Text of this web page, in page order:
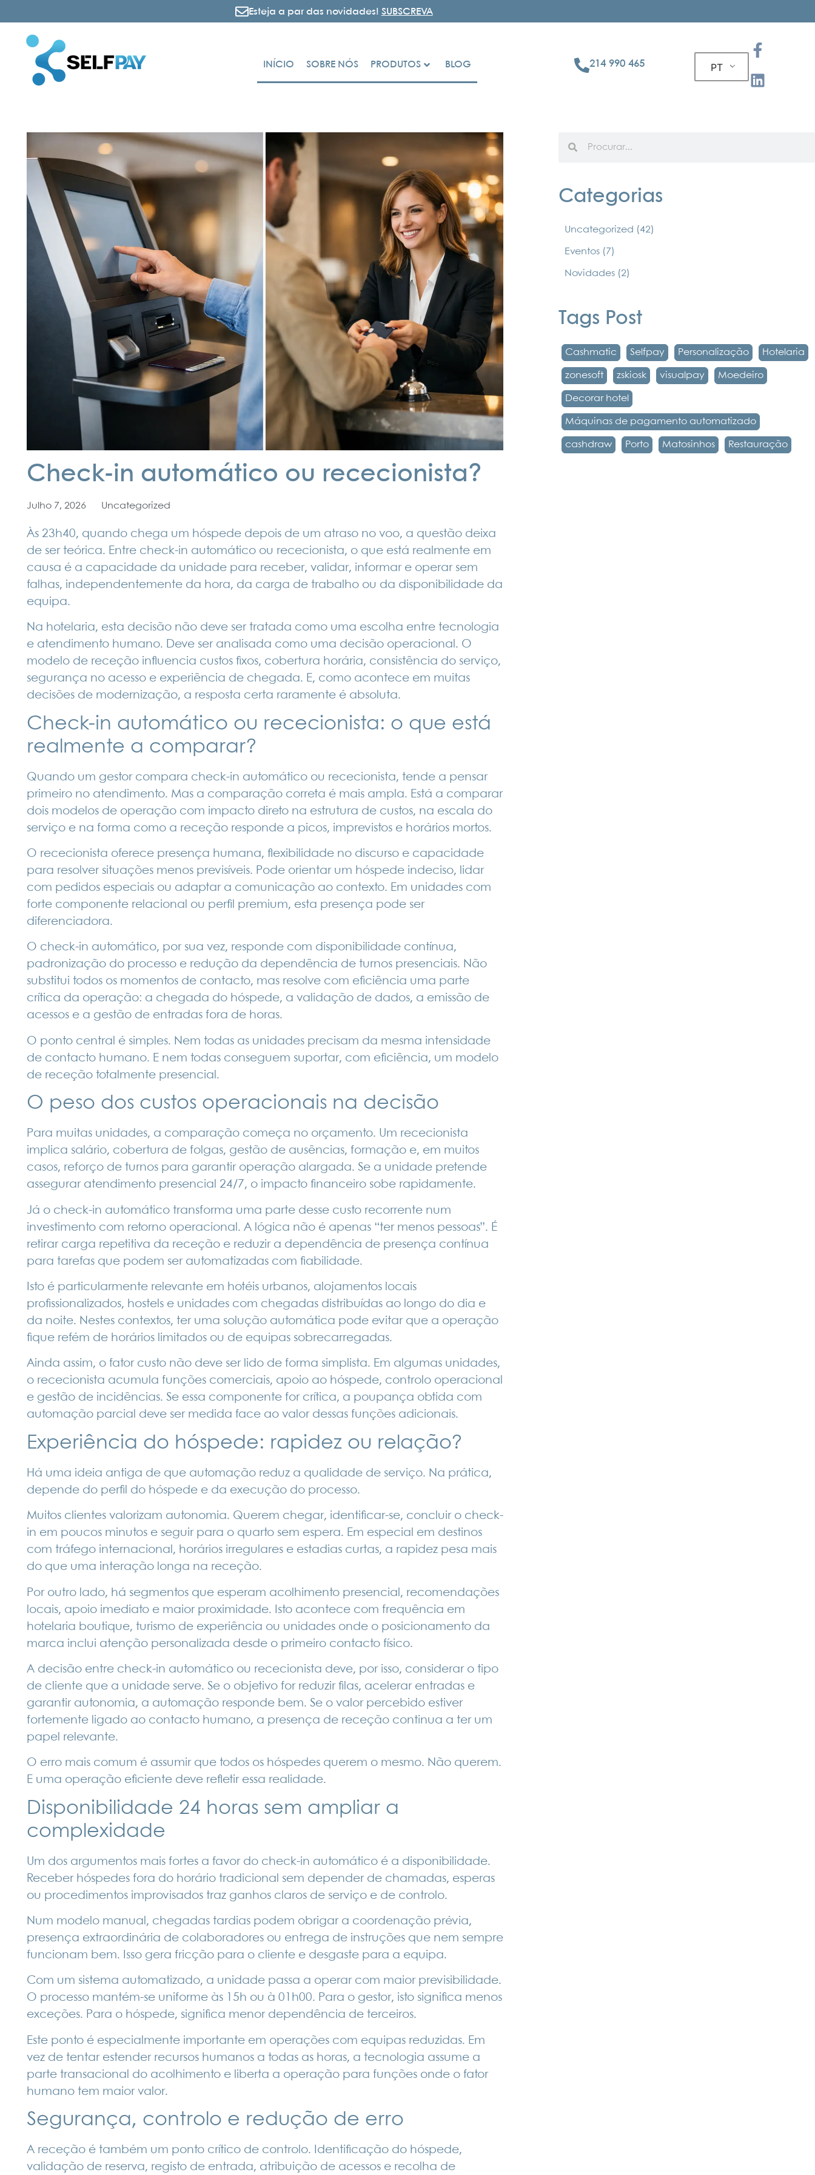
Esteja a par das novidades! SUBSCREVA
INÍCIO SOBRE NÓS PRODUTOS BLOG 214 990 465 PT
Check-in automático ou rececionista?
Julho 7, 2026 Uncategorized
Às 23h40, quando chega um hóspede depois de um atraso no voo, a questão deixa
de ser teórica. Entre check-in automático ou rececionista, o que está realmente em
causa é a capacidade da unidade para receber, validar, informar e operar sem
falhas, independentemente da hora, da carga de trabalho ou da disponibilidade da
equipa.
Na hotelaria, esta decisão não deve ser tratada como uma escolha entre tecnologia
e atendimento humano. Deve ser analisada como uma decisão operacional. O
modelo de receção influencia custos fixos, cobertura horária, consistência do serviço,
segurança no acesso e experiência de chegada. E, como acontece em muitas
decisões de modernização, a resposta certa raramente é absoluta.
Check-in automático ou rececionista: o que está
realmente a comparar?
Quando um gestor compara check-in automático ou rececionista, tende a pensar
primeiro no atendimento. Mas a comparação correta é mais ampla. Está a comparar
dois modelos de operação com impacto direto na estrutura de custos, na escala do
serviço e na forma como a receção responde a picos, imprevistos e horários mortos.
O rececionista oferece presença humana, flexibilidade no discurso e capacidade
para resolver situações menos previsíveis. Pode orientar um hóspede indeciso, lidar
com pedidos especiais ou adaptar a comunicação ao contexto. Em unidades com
forte componente relacional ou perfil premium, esta presença pode ser
diferenciadora.
O check-in automático, por sua vez, responde com disponibilidade contínua,
padronização do processo e redução da dependência de turnos presenciais. Não
substitui todos os momentos de contacto, mas resolve com eficiência uma parte
crítica da operação: a chegada do hóspede, a validação de dados, a emissão de
acessos e a gestão de entradas fora de horas.
O ponto central é simples. Nem todas as unidades precisam da mesma intensidade
de contacto humano. E nem todas conseguem suportar, com eficiência, um modelo
de receção totalmente presencial.
O peso dos custos operacionais na decisão
Para muitas unidades, a comparação começa no orçamento. Um rececionista
implica salário, cobertura de folgas, gestão de ausências, formação e, em muitos
casos, reforço de turnos para garantir operação alargada. Se a unidade pretende
assegurar atendimento presencial 24/7, o impacto financeiro sobe rapidamente.
Já o check-in automático transforma uma parte desse custo recorrente num
investimento com retorno operacional. A lógica não é apenas “ter menos pessoas”. É
retirar carga repetitiva da receção e reduzir a dependência de presença contínua
para tarefas que podem ser automatizadas com fiabilidade.
Isto é particularmente relevante em hotéis urbanos, alojamentos locais
profissionalizados, hostels e unidades com chegadas distribuídas ao longo do dia e
da noite. Nestes contextos, ter uma solução automática pode evitar que a operação
fique refém de horários limitados ou de equipas sobrecarregadas.
Ainda assim, o fator custo não deve ser lido de forma simplista. Em algumas unidades,
o rececionista acumula funções comerciais, apoio ao hóspede, controlo operacional
e gestão de incidências. Se essa componente for crítica, a poupança obtida com
automação parcial deve ser medida face ao valor dessas funções adicionais.
Experiência do hóspede: rapidez ou relação?
Há uma ideia antiga de que automação reduz a qualidade de serviço. Na prática,
depende do perfil do hóspede e da execução do processo.
Muitos clientes valorizam autonomia. Querem chegar, identificar-se, concluir o check-
in em poucos minutos e seguir para o quarto sem espera. Em especial em destinos
com tráfego internacional, horários irregulares e estadias curtas, a rapidezpesa mais
do que uma interação longa na receção.
Por outro lado, há segmentos que esperam acolhimento presencial, recomendações
locais, apoio imediato e maior proximidade. Isto acontece com frequência em
hotelaria boutique, turismo de experiência ou unidades onde o posicionamento da
marca inclui atenção personalizada desde o primeiro contacto físico.
A decisão entre check-in automático ou rececionista deve, por isso, considerar o tipo
de cliente que a unidade serve. Se o objetivo for reduzir filas, acelerar entradas e
garantir autonomia, a automação responde bem. Se o valor percebido estiver
fortemente ligado ao contacto humano, a presença de receção continua a ter um
papel relevante.
O erro mais comum é assumir que todos os hóspedes querem o mesmo. Não querem.
E uma operação eficiente deve refletir essa realidade.
Disponibilidade 24 horas sem ampliar a
complexidade
Um dos argumentos mais fortes a favor do check-in automático é a disponibilidade.
Receber hóspedes fora do horário tradicional sem depender de chamadas, esperas
ou procedimentos improvisados traz ganhos claros de serviço e de controlo.
Num modelo manual, chegadas tardias podem obrigar a coordenação prévia,
presença extraordinária de colaboradores ou entrega de instruções que nem sempre
funcionam bem. Isso gera fricção para o cliente e desgaste para a equipa.
Com um sistema automatizado, a unidade passa a operar com maior previsibilidade.
O processo mantém-se uniforme às 15h ou à 01h00. Para o gestor, isto significa menos
exceções. Para o hóspede, significa menor dependência de terceiros.
Este ponto é especialmente importante em operações com equipas reduzidas. Em
vez de tentar estender recursos humanos a todas as horas, a tecnologia assume a
parte transacional do acolhimento e liberta a operação para funções onde o fator
humano tem maior valor.
Segurança, controlo e redução de erro
A receção é também um ponto crítico de controlo. Identificação do hóspede,
validação de reserva, registo de entrada, atribuição de acessos e recolha de
Categorias
Uncategorized (42)
Eventos (7)
Novidades (2)
Tags Post
Cashmatic Selfpay Personalização Hotelaria
zonesoft zskiosk visualpay Moedeiro
Decorar hotel
Máquinas de pagamento automatizado
cashdraw Porto Matosinhos Restauração